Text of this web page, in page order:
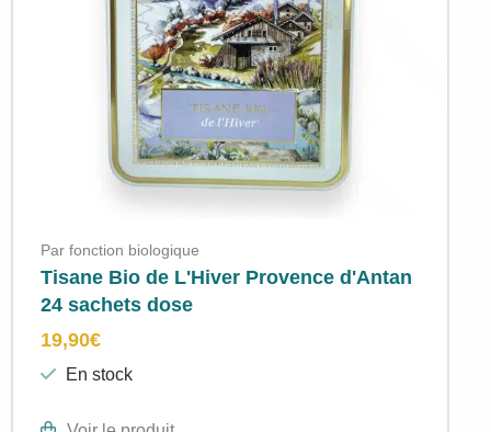
Par fonction biologique
Tisane Bio de L'Hiver Provence d'Antan
24 sachets dose
19,90€
En stock